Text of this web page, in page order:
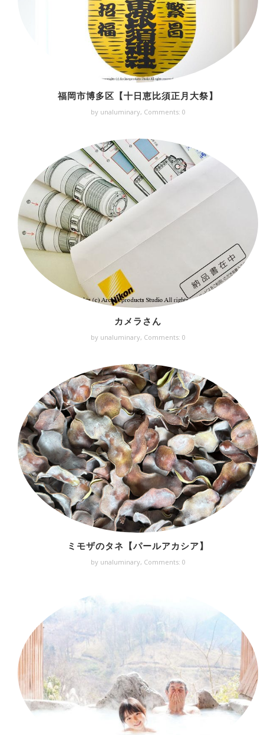
福岡市博多区【十日恵比須正月大祭】
by unaluminary, Comments: 0
カメラさん
by unaluminary, Comments: 0
ミモザのタネ【パールアカシア】
by unaluminary, Comments: 0